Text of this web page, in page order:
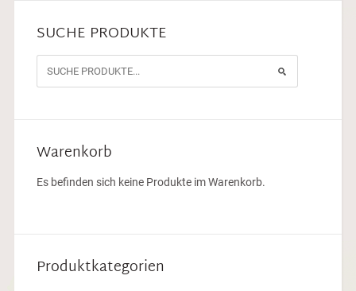
SUCHE PRODUKTE
Warenkorb
Es befinden sich keine Produkte im Warenkorb.
Produktkategorien